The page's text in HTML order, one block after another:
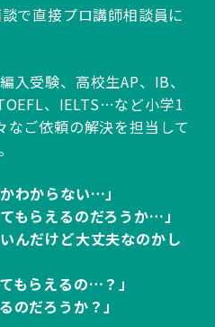
で直接プロ講師相談員に
入受験、高校生AP、IB、
、IELTS…など小学1
ご依頼の解決を担当して
わからない…」
もらえるのだろうか…」
んだけど大丈夫なのかし
もらえるの…？」
のだろうか？」